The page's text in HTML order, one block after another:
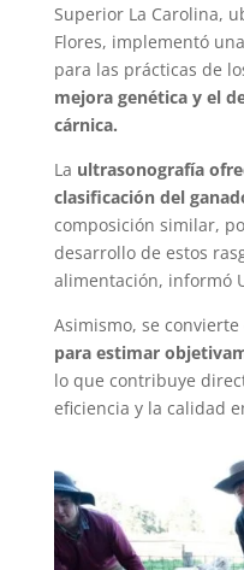
Superior La Carolina,
Flores, implementó
para las prácticas de
mejora genética y el
cárnica.
La ultrasonografía
clasificación del
composición similar,
desarrollo de estos
alimentación, informó
Asimismo, se convierte
para estimar
lo que contribuye
eficiencia y la calidad